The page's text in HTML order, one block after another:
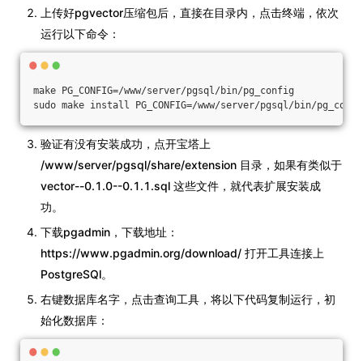
上传好pgvector压缩包后，直接在目录内，点击终端，依次
运行以下命令：
make PG_CONFIG=/www/server/pgsql/bin/pg_config
sudo make install PG_CONFIG=/www/server/pgsql/bin/
验证有没有安装成功，点开宝塔上
/www/server/pgsql/share/extension 目录，如果有类似于
vector--0.1.0--0.1.1.sql 这些文件，就代表扩展安装成
功。
下载pgadmin，下载地址：
https://www.pgadmin.org/download/ 打开工具连接上
PostgreSQl。
右键数据库名字，点击查询工具，将以下代码复制运行，初
始化数据库：